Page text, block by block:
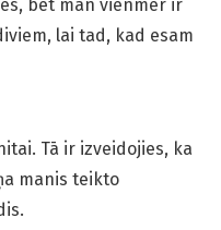
bet man vienmēr ir
lai tad, kad esam
Tā ir izveidojies, ka
manis teikto